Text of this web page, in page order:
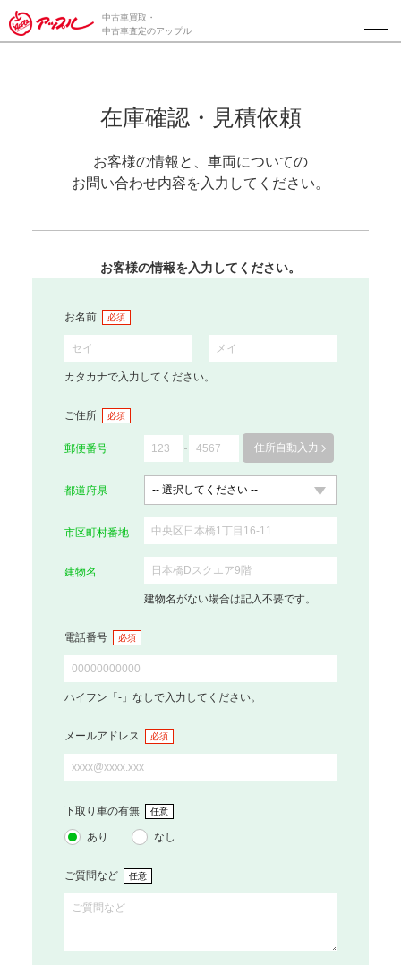
中古車買取・
中古車査定のアップル
在庫確認・見積依頼
お客様の情報と、車両についての
お問い合わせ内容を入力してください。
お客様の情報を入力してください。
お名前 必須
カタカナで入力してください。
ご住所 必須
郵便番号 住所自動入力
都道府県
市区町村番地
建物名
建物名がない場合は記入不要です。
電話番号 必須
ハイフン「-」なしで入力してください。
メールアドレス 必須
下取り車の有無 任意
あり なし
ご質問など 任意